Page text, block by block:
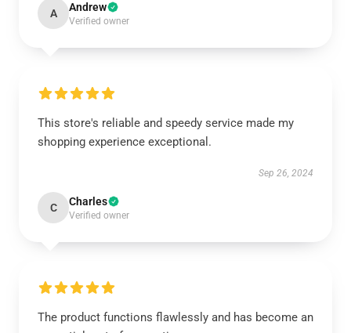
A Andrew
Verified owner
This store's reliable and speedy service made my
shopping experience exceptional.
Sep 26, 2024
C Charles
Verified owner
The product functions flawlessly and has become an